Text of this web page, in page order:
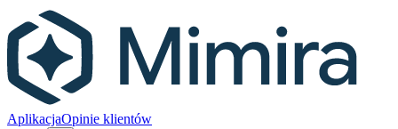
AplikacjaOpinie klientów